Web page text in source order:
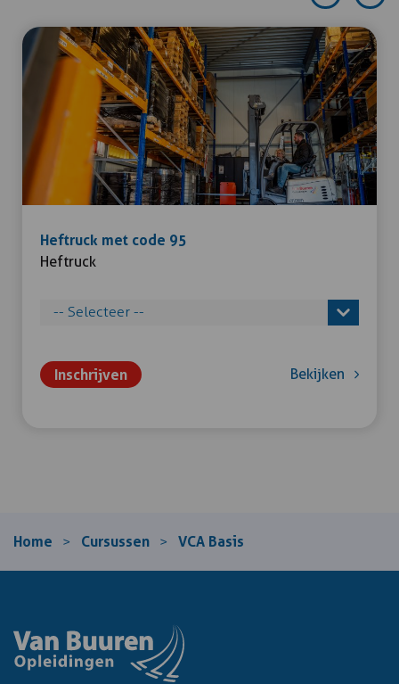
Heftruck met code 95
Heftruck
Inschrijven Bekijken
Home > Cursussen > VCA Basis